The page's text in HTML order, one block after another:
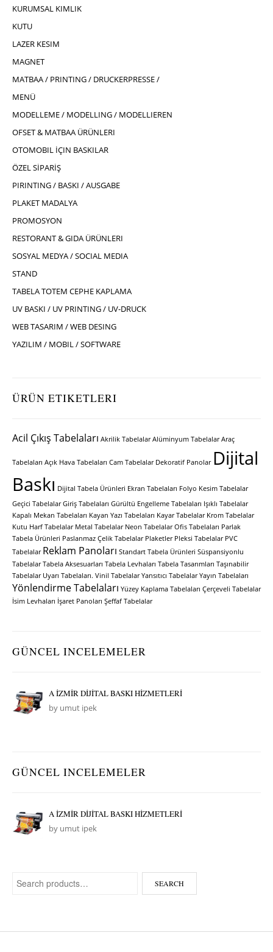
KURUMSAL KIMLIK
KUTU
LAZER KESIM
MAGNET
MATBAA / PRINTING / DRUCKERPRESSE /
MENÜ
MODELLEME / MODELLING / MODELLIEREN
OFSET & MATBAA ÜRÜNLERI
OTOMOBIL İÇIN BASKILAR
ÖZEL SİPARİŞ
PIRINTING / BASKI / AUSGABE
PLAKET MADALYA
PROMOSYON
RESTORANT & GIDA ÜRÜNLERI
SOSYAL MEDYA / SOCIAL MEDIA
STAND
TABELA TOTEM CEPHE KAPLAMA
UV BASKI / UV PRINTING / UV-DRUCK
WEB TASARIM / WEB DESING
YAZILIM / MOBIL / SOFTWARE
ÜRÜN ETIKETLERI
Acil Çıkış Tabelaları Akrilik Tabelalar Alüminyum Tabelalar Araç
Tabelaları Açık Hava Tabelaları Cam Tabelalar Dekoratif Panolar Dijital
Baskı Dijital Tabela Ürünleri Ekran Tabelaları Folyo Kesim Tabelalar
Geçici Tabelalar Giriş Tabelaları Gürültü Engelleme Tabelaları Işıklı Tabelalar
Kapalı Mekan Tabelaları Kayan Yazı Tabelaları Kayar Tabelalar Krom Tabelalar
Kutu Harf Tabelalar Metal Tabelalar Neon Tabelalar Ofis Tabelaları Parlak
Tabela Ürünleri Paslanmaz Çelik Tabelalar Plaketler Pleksi Tabelalar PVC
Tabelalar Reklam Panoları Standart Tabela Ürünleri Süspansiyonlu
Tabelalar Tabela Aksesuarları Tabela Levhaları Tabela Tasarımları Taşınabilir
Tabelalar Uyarı Tabelaları. Vinil Tabelalar Yansıtıcı Tabelalar Yayın Tabelaları
Yönlendirme Tabelaları Yüzey Kaplama Tabelaları Çerçeveli Tabelalar
İsim Levhaları İşaret Panoları Şeffaf Tabelalar
GÜNCEL INCELEMELER
A İZMİR DİJİTAL BASKI HİZMETLERİ
by umut ipek
GÜNCEL INCELEMELER
A İZMİR DİJİTAL BASKI HİZMETLERİ
by umut ipek
Search for: SEARCH